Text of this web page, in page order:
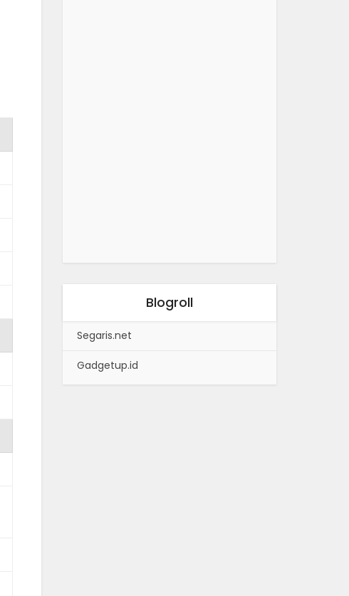
Blogroll
Segaris.net
Gadgetup.id